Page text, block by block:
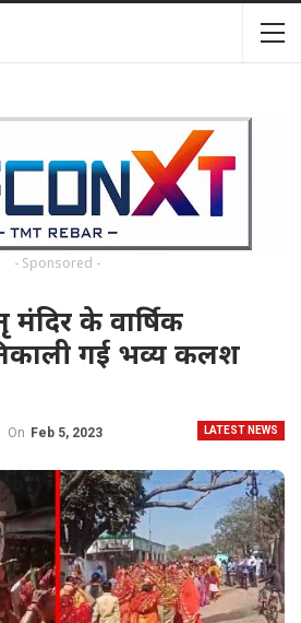
- Sponsored -
मंदिर के वार्षिक
गई भव्य कलश
LATEST NEWS
On Feb 5, 2023